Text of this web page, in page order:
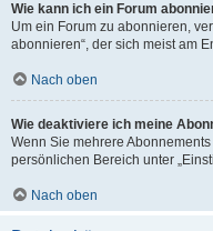
Wie kann ich ein Forum
Um ein Forum zu abonnieren,
abonnieren“, der sich meist am
Nach oben
Wie deaktiviere ich meine
Wenn Sie mehrere
persönlichen Bereich unter
Nach oben